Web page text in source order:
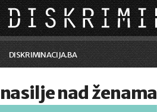
Skip to main content
DISKRIMINACIJA.BA
Vijesti i događaji
nasilje nad ženama